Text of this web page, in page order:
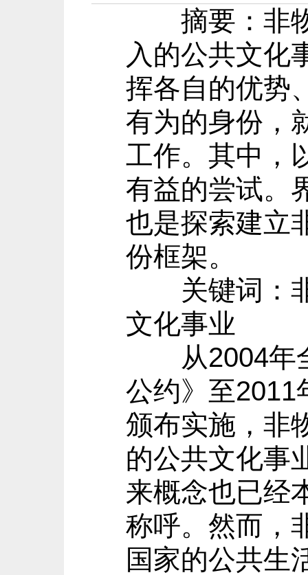
摘要：非物
入的公共文化
挥各自的优势
有为的身份，
工作。其中，
有益的尝试。
也是探索建立
份框架。
关键词：非
文化事业
从2004年全
公约》至2011
颁布实施，非
的公共文化事
来概念也已经
称呼。然而，
国家的公共生